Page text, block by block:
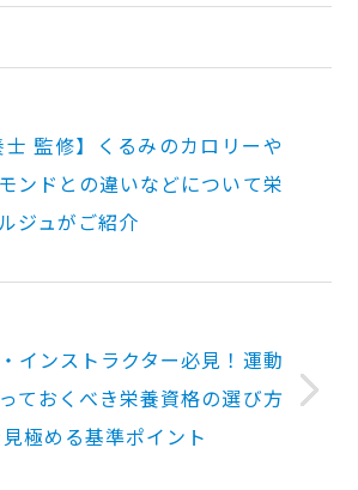
士 監修】くるみのカロリーや
ンドとの違いなどについて栄
ジュがご紹介
インストラクター必見！運動
ておくべき栄養資格の選び方
極める基準ポイント